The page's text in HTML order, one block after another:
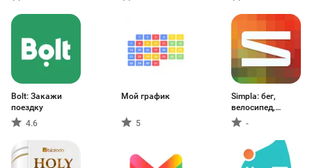
Bolt: Закажи
поездку
4.6
Mой график
5
Simpla: бег,
велосипед,
фитнес
-